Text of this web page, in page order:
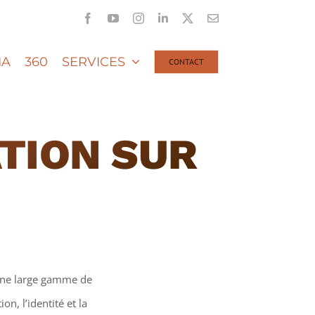
FacebookYouTubeInstagramLinkedIn Email
360 SERVICES CONTACT
SUR
large gamme de
l’identité et la